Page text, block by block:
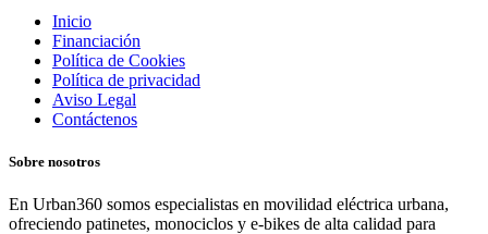
Inicio
Financiación
Política de Cookies
Política de privacidad
Aviso Legal
Contáctenos
Sobre nosotros
En Urban360 somos especialistas en movilidad eléctrica urbana,
ofreciendo patinetes, monociclos y e-bikes de alta calidad para